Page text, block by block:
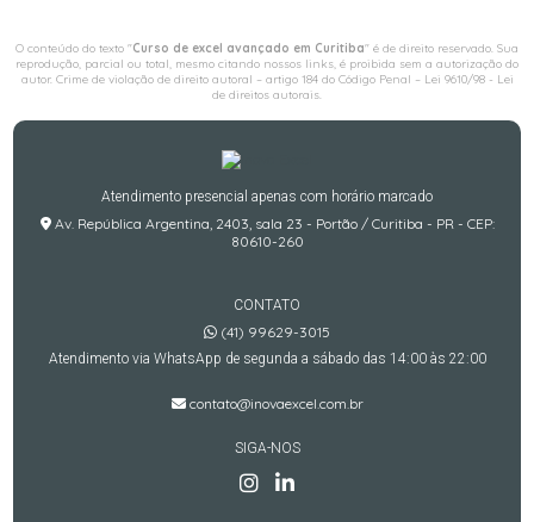
O conteúdo do texto "Curso de excel avançado em Curitiba" é de direito reservado. Sua
reprodução, parcial ou total, mesmo citando nossos links, é proibida sem a autorização do
autor. Crime de violação de direito autoral – artigo 184 do Código Penal – Lei 9610/98 - Lei
de direitos autorais.
Atendimento presencial apenas com horário marcado
Av. República Argentina, 2403, sala 23 - Portão / Curitiba - PR - CEP:
80610-260
CONTATO
(41) 99629-3015
Atendimento via WhatsApp de segunda a sábado das 14:00 às 22:00
contato@inovaexcel.com.br
SIGA-NOS